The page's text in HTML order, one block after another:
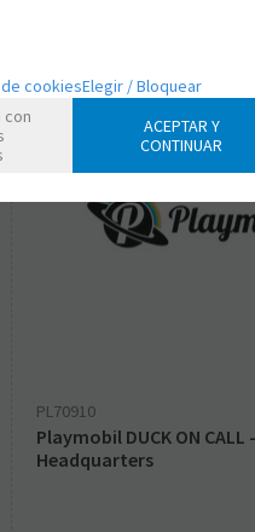
PL70910
Playmobil DUCK ON CALL
Headquarters
cookiesElegir / Bloquear
con
ACEPTAR Y
CONTINUAR